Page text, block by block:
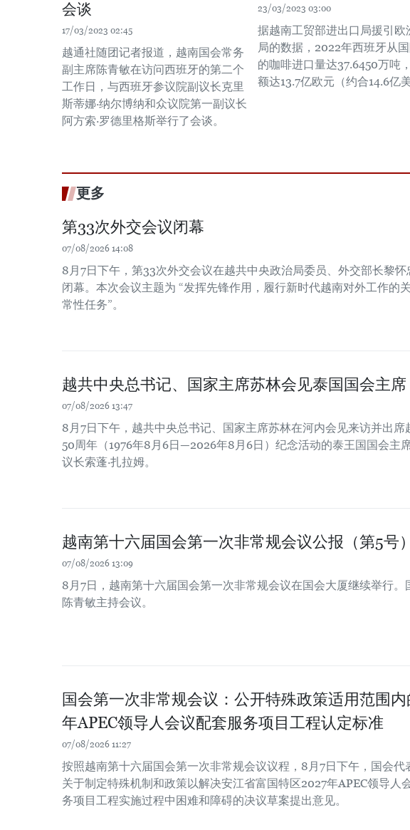
会谈
17/03/2023 02:45
越通社随团记者报道，越南国会常务
副主席陈青敏在访问西班牙的第二个
工作日，与西班牙参议院副议长克里
斯蒂娜·纳尔博纳和众议院第一副议长
阿方索·罗德里格斯举行了会谈。
23/03/2023 03:00
据越南工贸部进出口局援引欧
局的数据，2022年西班牙从
的咖啡进口量达37.6450万吨
额达13.7亿欧元（约合14.6亿
更多
第33次外交会议闭幕
07/08/2026 14:08
8月7日下午，第33次外交会议在越共中央政治局委员、外交部长黎怀
闭幕。本次会议主题为 “发挥先锋作用，履行新时代越南对外工作的
常性任务”。
越共中央总书记、国家主席苏林会见泰国国会主席
07/08/2026 13:47
8月7日下午，越共中央总书记、国家主席苏林在河内会见来访并出席
50周年（1976年8月6日—2026年8月6日）纪念活动的泰王国国会主
议长索蓬·扎拉姆。
越南第十六届国会第一次非常规会议公报（第5号）
07/08/2026 13:09
8月7日，越南第十六届国会第一次非常规会议在国会大厦继续举行。
陈青敏主持会议。
国会第一次非常规会议：公开特殊政策适用范围
年APEC领导人会议配套服务项目工程认定标准
07/08/2026 11:27
按照越南第十六届国会第一次非常规会议议程，8月7日下午，国会代
关于制定特殊机制和政策以解决安江省富国特区2027年APEC领导人
务项目工程实施过程中困难和障碍的决议草案提出意见。